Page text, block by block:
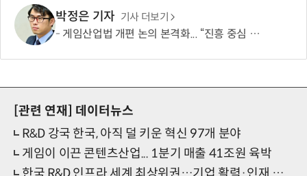
박정은 기자 기사 더보기
게임산업법 개편 논의 본격화... “진흥 중심 전환 속 세부 보완 필요”
[관련 연재] 데이터뉴스
R&D 강국 한국, 아직 덜 키운 혁신 97개 분야
게임이 이끈 콘텐츠산업... 1분기 매출 41조원 육박
한국 R&D 인프라 세계 최상위권…기업 활력·인재 유치는 과제